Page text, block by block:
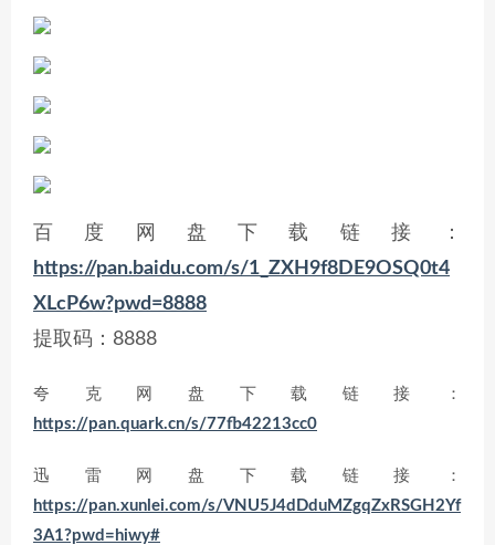
百度网盘下载链接：
https://pan.baidu.com/s/1_ZXH9f8DE9OSQ0t4
XLcP6w?pwd=8888
提取码：8888
夸克网盘下载链接：
https://pan.quark.cn/s/77fb42213cc0
迅雷网盘下载链接：
https://pan.xunlei.com/s/VNU5J4dDduMZgqZxRSGH2Yf
3A1?pwd=hiwy#